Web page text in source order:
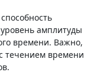
амплитуды
времени. Важно,
течением времени